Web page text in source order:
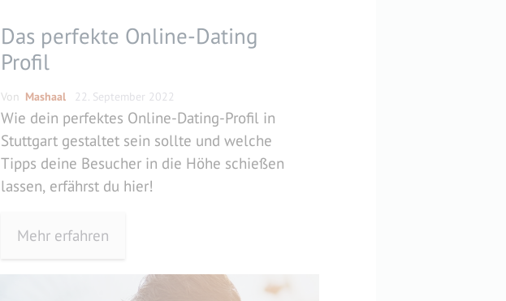
Das perfekte Online-Dating
Profil
Von Mashaal 22. September 2022
Wie dein perfektes Online-Dating-Profil in
Stuttgart gestaltet sein sollte und welche
Tipps deine Besucher in die Höhe schießen
lassen, erfährst du hier!
Mehr erfahren